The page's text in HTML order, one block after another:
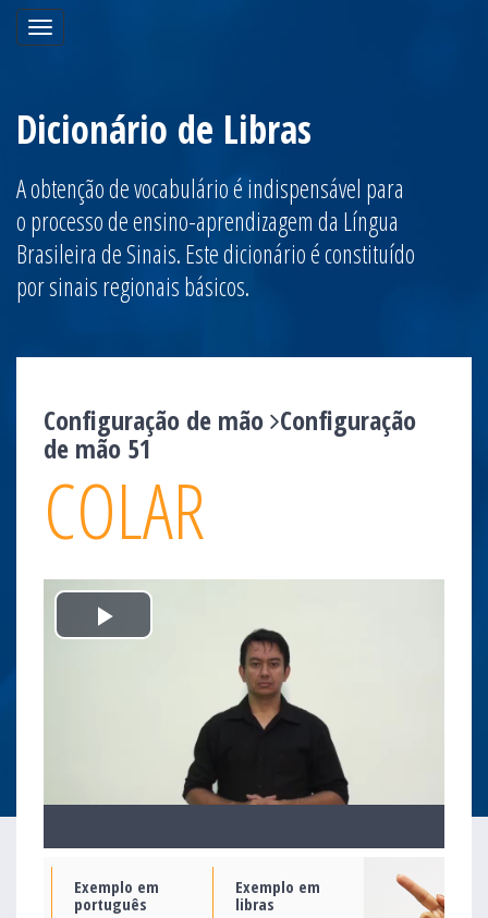
Toggle
navigation
Dicionário de Libras
A obtenção de vocabulário é indispensável para
o processo de ensino-aprendizagem da Língua
Brasileira de Sinais. Este dicionário é constituído
por sinais regionais básicos.
Configuração de mão Configuração
de mão 51
COLAR
Play
Exemplo em
português
Exemplo em
libras